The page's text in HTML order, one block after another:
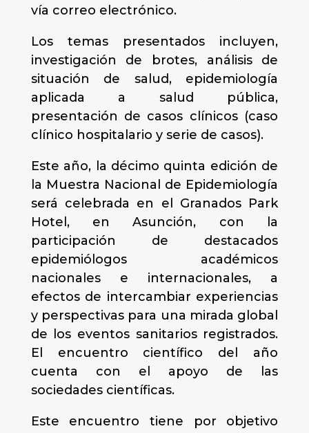
vía correo electrónico.
Los temas presentados incluyen,
investigación de brotes, análisis de
situación de salud, epidemiología
aplicada a salud pública,
presentación de casos clínicos (caso
clínico hospitalario y serie de casos).
Este año, la décimo quinta edición de
la Muestra Nacional de Epidemiología
será celebrada en el Granados Park
Hotel, en Asunción, con la
participación de destacados
epidemiólogos académicos
nacionales e internacionales, a
efectos de intercambiar experiencias
y perspectivas para una mirada global
de los eventos sanitarios registrados.
El encuentro científico del año
cuenta con el apoyo de las
sociedades científicas.
Este encuentro tiene por objetivo